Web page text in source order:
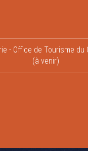
- Office de Tourisme du
(à venir)